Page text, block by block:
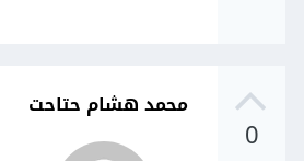
0
محمد هشام حتاحت